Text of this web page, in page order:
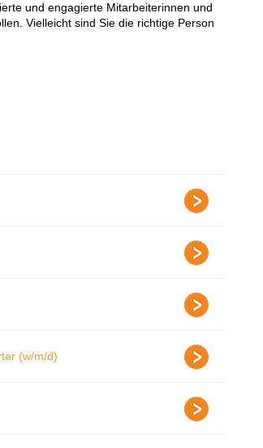
und engagierte Mitarbeiterinnen und
Vielleicht sind Sie die richtige Person
(w/m/d)